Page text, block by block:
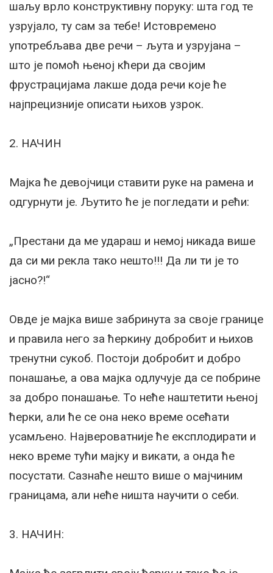
шаљу врло конструктивну поруку: шта год те
узрујало, ту сам за тебе! Истовремено
употребљава две речи – љута и узрујана –
што је помоћ њеној кћери да својим
фрустрацијама лакше дода речи које ће
најпрецизније описати њихов узрок.
2. НАЧИН
Мајка ће девојчици ставити руке на рамена и
одгурнути је. Љутито ће је погледати и рећи:
„Престани да ме удараш и немој никада више
да си ми рекла тако нешто!!! Да ли ти је то
јасно?!“
Овде је мајка више забринута за своје границе
и правила него за ћеркину добробит и њихов
тренутни сукоб. Постоји добробит и добро
понашање, а ова мајка одлучује да се побрине
за добро понашање. То неће наштетити њеној
ћерки, али ће се она неко време осећати
усамљено. Највероватније ће експлодирати и
неко време тући мајку и викати, а онда ће
посустати. Сазнаће нешто више о мајчиним
границама, али неће ништа научити о себи.
3. НАЧИН: